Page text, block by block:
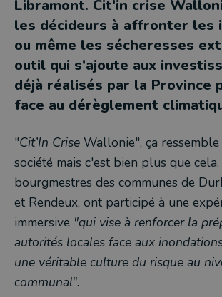
Libramont. Cit'in crise
les décideurs à affronter les
ou même les sécheresses
outil qui s'ajoute aux
déjà réalisés par la Province
face au dérèglement
"Cit’In Crise Wallonie", ça
société mais c'est bien plus que cela.
bourgmestres des communes de
et Rendeux, ont participé à une
immersive "qui vise à renforcer la
autorités locales face aux
une véritable culture du risque au
communal".